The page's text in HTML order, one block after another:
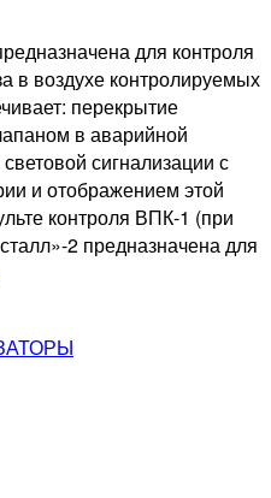
для контроля
в воздухе контролируемых
перекрытие
в аварийной
сигнализации с
и отображением этой
контроля ВПК-1 (при
2 предназначена для